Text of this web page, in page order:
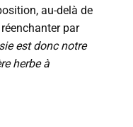
au-delà de
par
est donc notre
herbe à